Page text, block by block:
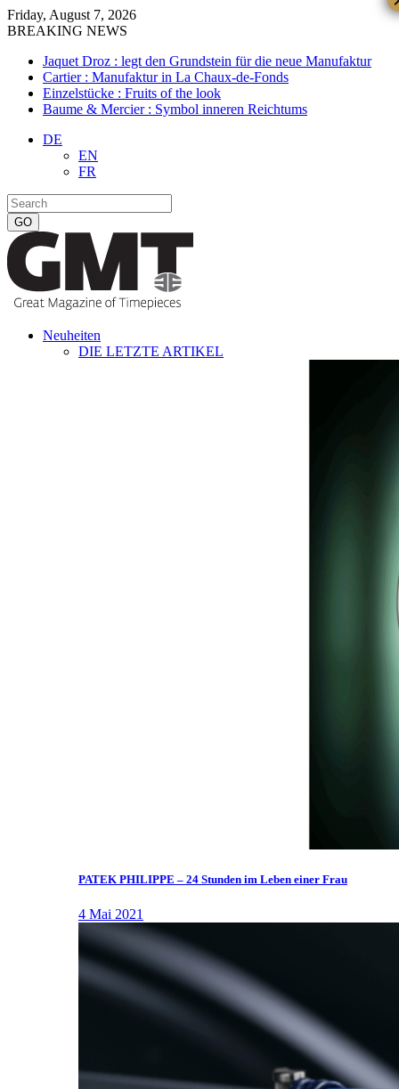
Friday, August 7, 2026
BREAKING NEWS
Jaquet Droz : legt den Grundstein für die neue Manufaktur
Cartier : Manufaktur in La Chaux-de-Fonds
Einzelstücke : Fruits of the look
Baume & Mercier : Symbol inneren Reichtums
DE
EN
FR
Neuheiten
DIE LETZTE ARTIKEL
PATEK PHILIPPE – 24 Stunden im Leben einer Frau
4 Mai 2021